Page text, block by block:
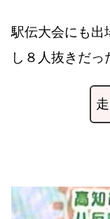
駅伝大会にも出
し８人抜きだっ